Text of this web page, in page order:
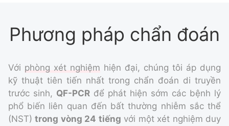
Phương pháp chẩn đoán
Với phòng xét nghiệm hiện đại, chúng tôi áp dụng
kỹ thuật tiên tiến nhất trong chẩn đoán di truyền
trước sinh, QF-PCR để phát hiện sớm các bệnh lý
phổ biến liên quan đến bất thường nhiễm sắc thể
(NST)trong vòng 24 tiếng với một xét nghiệm duy